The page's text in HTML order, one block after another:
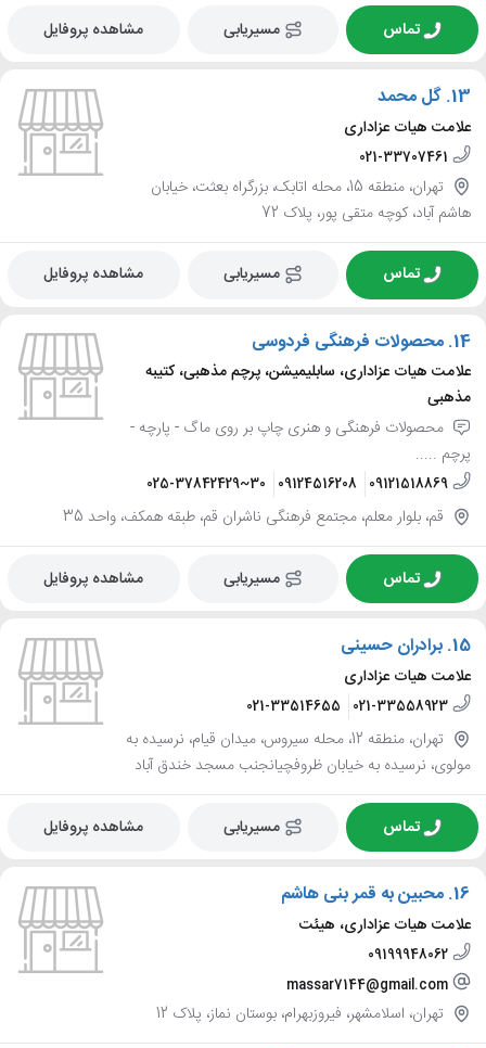
تماس مسیریابی مشاهده پروفایل
13. گل محمد
علامت هیات عزاداری
021-33707461
تهران، منطقه 15، محله اتابک، بزرگراه بعثت، خیابان
هاشم آباد، کوچه متقی پور، پلاک 72
تماس مسیریابی مشاهده پروفایل
14. محصولات فرهنگی فردوسی
علامت هیات عزاداری، سابلیمیشن، پرچم مذهبی، کتیبه
مذهبی
محصولات فرهنگی و هنری چاپ بر روی ماگ - پارچه -
پرچم .....
09121518869
09124516208
025-37842429~30
قم، بلوار معلم، مجتمع فرهنگی ناشران قم، طبقه همکف، واحد 35
تماس مسیریابی مشاهده پروفایل
15. برادران حسینی
علامت هیات عزاداری
021-33558923
021-33514655
تهران، منطقه 12، محله سیروس، میدان قیام، نرسیده به
مولوی، نرسیده به خیابان ظروفچیانجنب مسجد خندق آباد
تماس مسیریابی مشاهده پروفایل
16. محبین به قمر بنی هاشم
علامت هیات عزاداری، هیئت
09199948062
massar7144@gmail.com
تهران، اسلامشهر، فیروزبهرام، بوستان نماز، پلاک 12